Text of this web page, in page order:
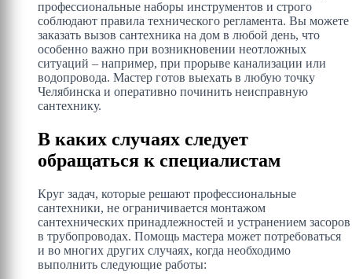
профессиональные наборы инструментов и строго
соблюдают правила технического регламента. Вы можете
заказать вызов сантехника на дом в любой день, что
особенно важно при возникновении неотложных
ситуаций – например, при прорыве канализации или
водопровода. Мастер готов выехать в любую точку
Челябинска и оперативно починить неисправную
сантехнику.
В каких случаях следует
обращаться к специалистам
Круг задач, которые решают профессиональные
сантехники, не ограничивается монтажом
сантехнических принадлежностей и устранением засоров
в трубопроводах. Помощь мастера может потребоваться
и во многих других случаях, когда необходимо
выполнить следующие работы: